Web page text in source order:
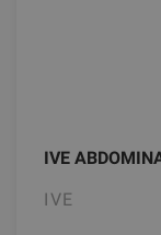
IVE
IVE